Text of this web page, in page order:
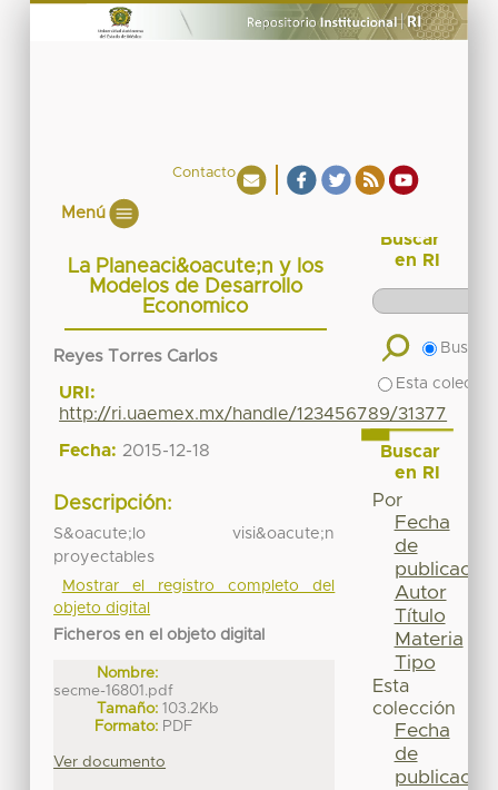
Contacto
Menú
La Planeaci&oacute;n y los
Modelos de Desarrollo
Economico
Reyes Torres Carlos
URI:
http://ri.uaemex.mx/handle/123456789/31377
Fecha: 2015-12-18
Descripción:
S&oacute;lo visi&oacute;n
proyectables
Mostrar el registro completo del
objeto digital
Ficheros en el objeto digital
Nombre:
secme-16801.pdf
Tamaño: 103.2Kb
Formato: PDF
Ver documento
Buscar
en RI
Buscar
Esta
Buscar
en RI
Por
Fecha
de
publicación
Autor
Título
Materia
Tipo
Esta
colección
Fecha
de
publicación